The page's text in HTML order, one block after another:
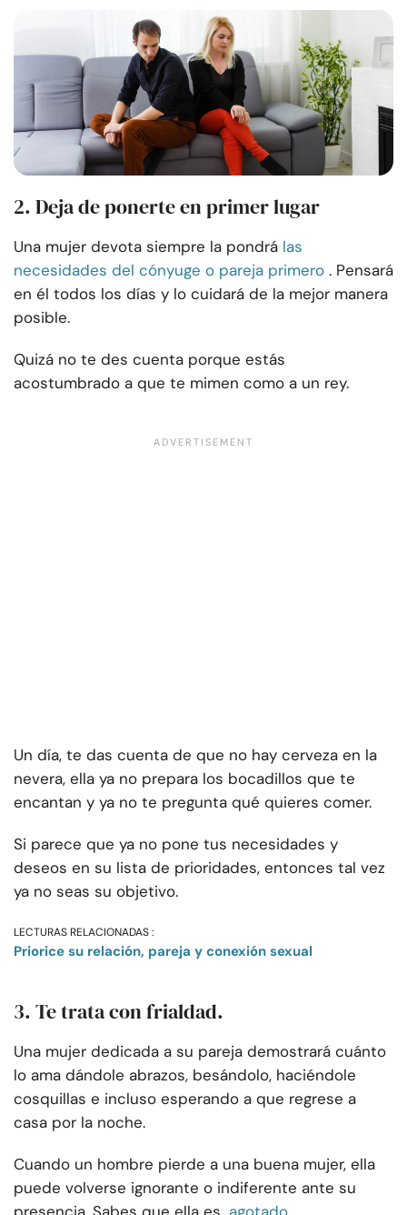
2. Deja de ponerte en primer lugar
Una mujer devota siempre la pondrá las
necesidades del cónyuge o pareja primero . Pensará
en él todos los días y lo cuidará de la mejor manera
posible.
Quizá no te des cuenta porque estás
acostumbrado a que te mimen como a un rey.
Un día, te das cuenta de que no hay cerveza en la
nevera, ella ya no prepara los bocadillos que te
encantan y ya no te pregunta qué quieres comer.
Si parece que ya no pone tus necesidades y
deseos en su lista de prioridades, entonces tal vez
ya no seas su objetivo.
LECTURAS RELACIONADAS :
Priorice su relación, pareja y conexión sexual
3. Te trata con frialdad.
Una mujer dedicada a su pareja demostrará cuánto
lo ama dándole abrazos, besándolo, haciéndole
cosquillas e incluso esperando a que regrese a
casa por la noche.
Cuando un hombre pierde a una buena mujer, ella
puede volverse ignorante o indiferente ante su